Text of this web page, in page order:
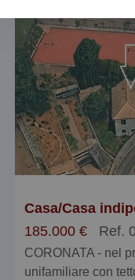
Meno recente
Economici
più cari
più piccoli
più grandi
185.000 €
Ref.
CORONATA - nel primo tratto proponiamo villetta
unifamiliare con